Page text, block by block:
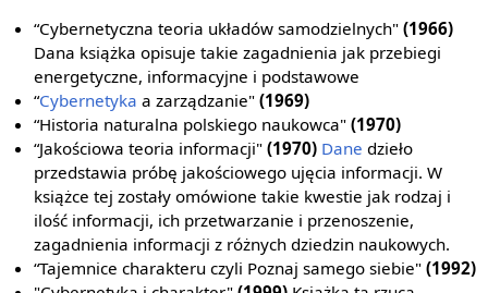
“Cybernetyczna teoria układów samodzielnych"(1966)
Dana książka opisuje takie zagadnienia jak przebiegi
energetyczne, informacyjne i podstawowe
“Cybernetyka a zarządzanie"(1969)
“Historia naturalna polskiego naukowca"(1970)
“Jakościowa teoria informacji"(1970) Dane dzieło
przedstawia próbę jakościowego ujęcia informacji. W
książce tej zostały omówione takie kwestie jak rodzaj i
ilość informacji, ich przetwarzanie i przenoszenie,
zagadnienia informacji z różnych dziedzin naukowych.
“Tajemnice charakteru czyli Poznaj samego siebie"(1992)